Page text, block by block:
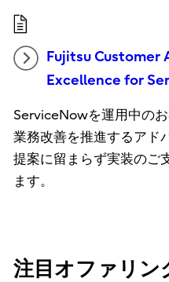
Fujitsu Customer
Excellence for
ServiceNowを運用中の
業務改善を推進するアド
提案に留まらず実装のご
ます。
注目オファリン